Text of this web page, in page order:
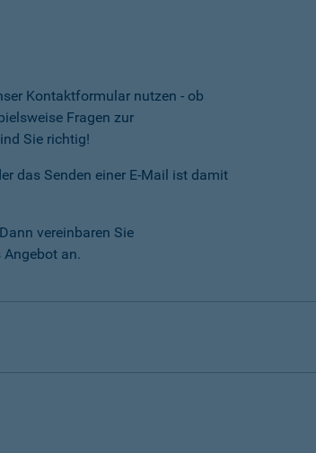
Kontaktformular nutzen - ob
Fragen zur
Sie richtig!
das Senden einer E-Mail ist damit
vereinbaren Sie
an.